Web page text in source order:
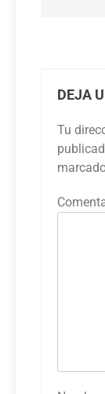
DEJA
Tu